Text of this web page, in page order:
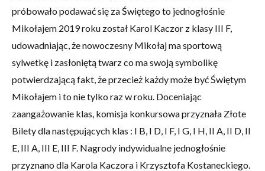
próbowało podawać się za Świętego to jednogłośnie
Mikołajem 2019 roku został Karol Kaczor z klasy III F,
udowadniając, że nowoczesny Mikołaj ma sportową
sylwetkę i zasłoniętą twarz co ma swoją symbolikę
potwierdzającą fakt, że przecież każdy może być Świętym
Mikołajem i to nie tylko raz w roku. Doceniając
zaangażowanie klas, komisja konkursowa przyznała Złote
Bilety dla następujących klas : I B, I D, I F, I G, I H, II A, II D, II
E, III A, III E, III F. Nagrody indywidualne jednogłośnie
przyznano dla Karola Kaczora i Krzysztofa Kostaneckiego.